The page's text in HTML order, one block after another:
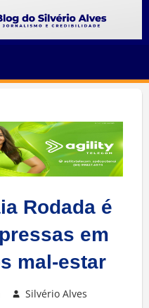
Rodada é
em
mal-estar
Silvério Alves